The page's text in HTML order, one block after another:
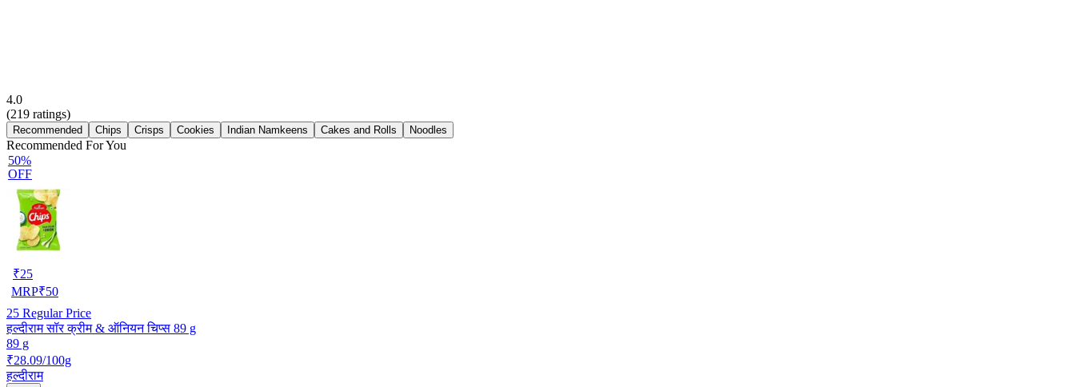
4.0
(219 ratings)
Recommended Chips Crisps Cookies Indian Namkeens Cakes and Rolls Noodles
Recommended For You
50%
OFF
₹25
MRP₹50
25 Regular Price
हल्दीराम सॉर क्रीम & ऑनियन चिप्स 89 g
89 g
₹28.09/100g
हल्दीराम